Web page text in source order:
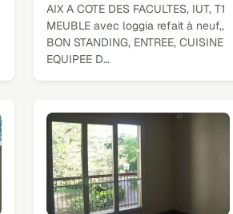
AIX A COTE DES FACULTES, IUT, T1
MEUBLE avec loggia refait à neuf,,
BON STANDING, ENTREE, CUISINE
EQUIPEE D…